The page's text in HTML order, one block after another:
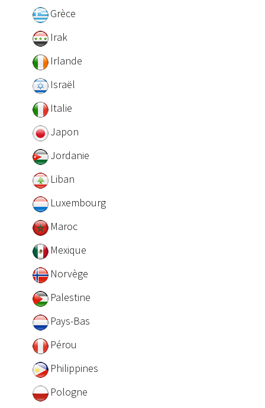
Grèce
Irak
Irlande
Israël
Italie
Japon
Jordanie
Liban
Luxembourg
Maroc
Mexique
Norvège
Palestine
Pays-Bas
Pérou
Philippines
Pologne